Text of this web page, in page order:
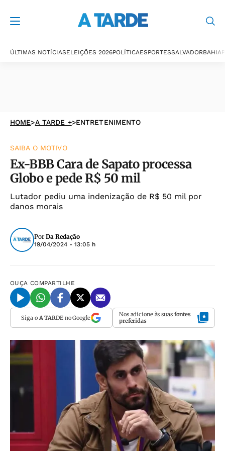
ÚLTIMAS NOTÍCIASELEIÇÕES 2026POLÍTICAESPORTESSALVADORBAHIA
HOME>A TARDE +>ENTRETENIMENTO
SAIBA O MOTIVO
Ex-BBB Cara de Sapato processa
Globo e pede R$ 50 mil
Lutador pediu uma indenização de R$ 50 mil por
danos morais
Por Da Redação
19/04/2024 - 13:05 h
OUÇA COMPARTILHE
Siga o A TARDEno Google Nos adicione às suas fontes
preferidas